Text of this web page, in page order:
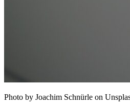
Photo by Joachim Schnürle on